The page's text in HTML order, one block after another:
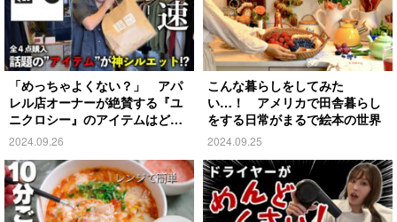
「めっちゃよくない？」 アパ
レル店オーナーが絶賛する『ユ
ニクロシー』のアイテムはど
れ？
2024.09.26
こんな暮らしをしてみた
い…！ アメリカで田舎暮らし
をする日常がまるで絵本の世界
2024.09.25